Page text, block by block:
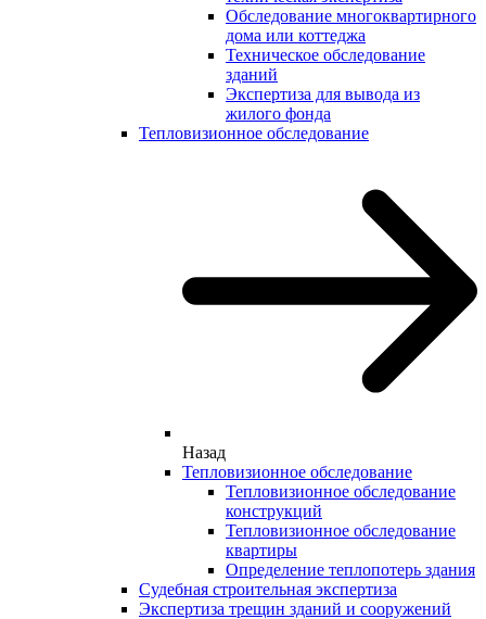
Обследование многоквартирного
дома или коттеджа
Техническое обследование
зданий
Экспертиза для вывода из
жилого фонда
Тепловизионное обследование
Назад
Тепловизионное обследование
Тепловизионное обследование
конструкций
Тепловизионное обследование
квартиры
Определение теплопотерь здания
Судебная строительная экспертиза
Экспертиза трещин зданий и сооружений